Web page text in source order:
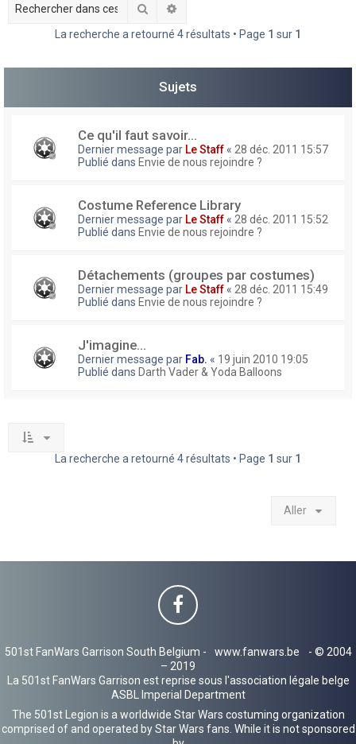
e
Rechercher
La recherche a retourné 4 résultats • Page 1 sur 1
Sujets
Ce qu'il faut savoir...
Dernier message par Le Staff « 28 déc. 2011 15:57
Publié dans Envie de nous rejoindre ?
Costume Reference Library
Dernier message par Le Staff « 28 déc. 2011 15:52
Publié dans Envie de nous rejoindre ?
Détachements (groupes par costumes)
Dernier message par Le Staff « 28 déc. 2011 15:49
Publié dans Envie de nous rejoindre ?
J'imagine...
Dernier message par Fab. « 19 juin 2010 19:05
Publié dans Darth Vader & Yoda Balloons
La recherche a retourné 4 résultats • Page 1 sur 1
Aller
501st FanWars Garrison South Belgium - www.fanwars.be
- © 2004
– 2019
La 501st FanWars Garrison est reprise sous l'association légale belge
ASBL Imperial Department
The 501st Legion is a worldwide Star Wars costuming organization
comprised of and operated by Star Wars fans. While it is not sponsored